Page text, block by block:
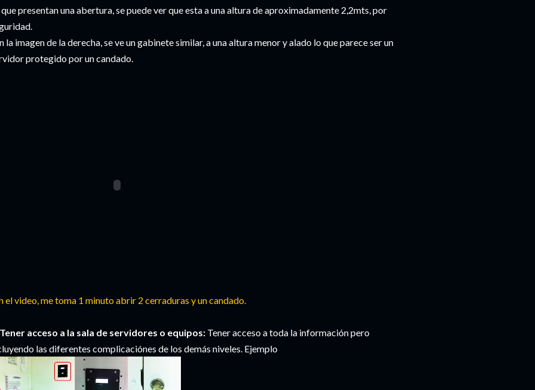
presentan una abertura, se puede ver que esta a una altura de aproximadamente 2,2mts, por
la imagen de la derecha, se ve un gabinete similar, a una altura menor y alado lo que parece ser un
protegido por un candado.
el video, me toma 1 minuto abrir 2 cerraduras y un candado.
Tener acceso a la sala de servidores o equipos: Tener acceso a toda la información pero
las diferentes complicaciónes de los demás niveles. Ejemplo